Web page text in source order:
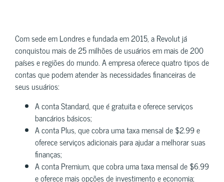
Com sede em Londres e fundada em 2015, a Revolut já
conquistou mais de 25 milhões de usuários em mais de 200
países e regiões do mundo. A empresa oferece quatro tipos de
contas que podem atender às necessidades financeiras de
seus usuários:
A conta Standard, que é gratuita e oferece serviços
bancários básicos;
A conta Plus, que cobra uma taxa mensal de $2.99 e
oferece serviços adicionais para ajudar a melhorar suas
finanças;
A conta Premium, que cobra uma taxa mensal de $6.99
e oferece mais opções de investimento e economia;